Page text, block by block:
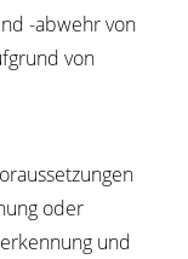
-abwehr von
von
oder
und